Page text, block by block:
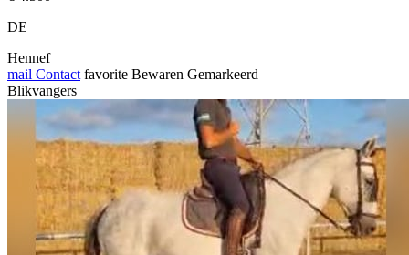
DE
Hennef
mail Contact favorite Bewaren Gemarkeerd
Blikvangers